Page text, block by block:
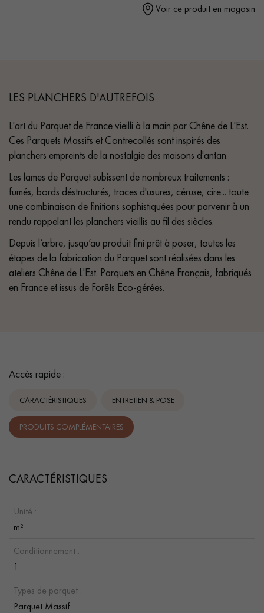
pas dans le choix et la pose de votre parquet.
Un expert Décoplus Parquets vous appelle
Demandez un rendez-vous personnalisé
Obtenez un devis gratuit !
Voir ce produit en magasin
LES PLANCHERS D'AUTREFOIS
L'art du Parquet de France vieilli à la main par Chêne de L'Est.
Ces Parquets Massifs et Contrecollés sont inspirés des
planchers empreints de la nostalgie des maisons d'antan.
Les lames de Parquet subissent de nombreux traitements :
fumés, bords déstructurés, traces d'usures, céruse, cire... toute
une combinaison de finitions sophistiquées pour parvenir à un
rendu rappelant les planchers vieillis au fil des siècles.
Depuis l’arbre, jusqu’au produit fini prêt à poser, toutes les
étapes de la fabrication du Parquet sont réalisées dans les
ateliers Chêne de L'Est. Parquets en Chêne Français, fabriqués
en France et issus de Forêts Eco-gérées.
Accès rapide :
CARACTÉRISTIQUES ENTRETIEN & POSE
PRODUITS COMPLÉMENTAIRES
CARACTÉRISTIQUES
Unité :
m²
Conditionnement :
1
Types de parquet :
Parquet Massif